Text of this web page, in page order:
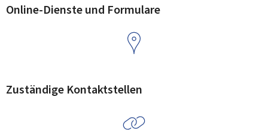
Online-Dienste und Formulare
Zuständige Kontaktstellen